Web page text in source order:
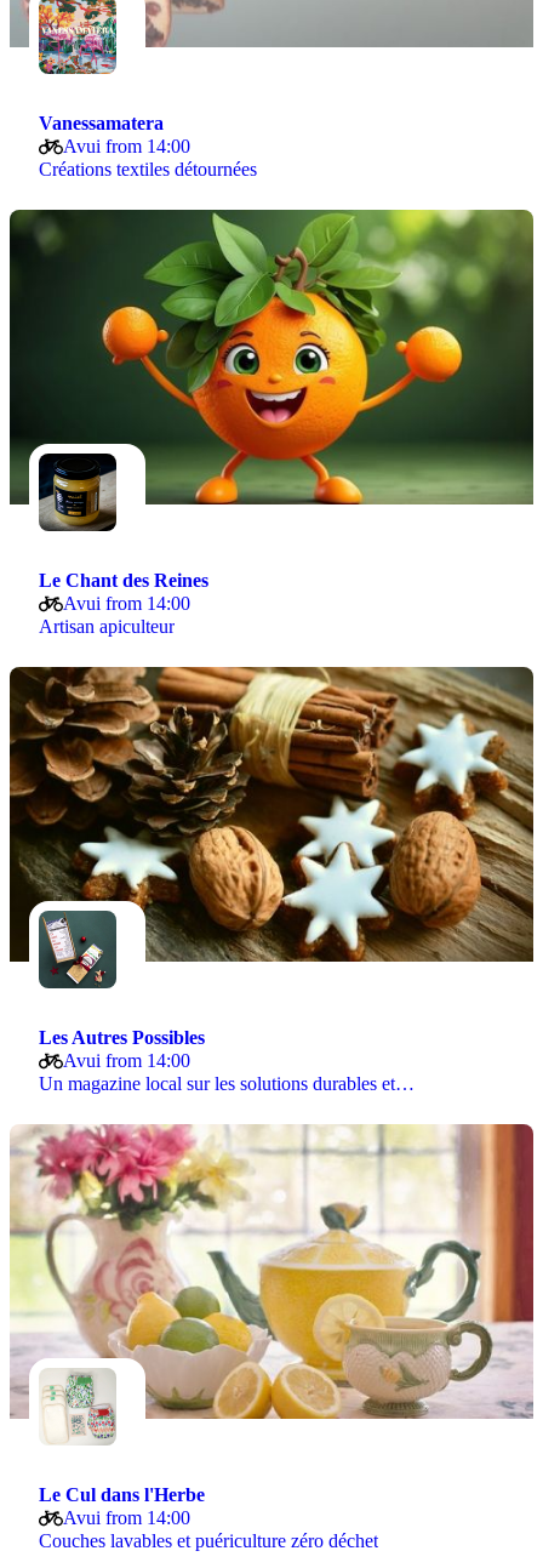
Vanessamatera
Avui from 14:00
Créations textiles détournées
Le Chant des Reines
Avui from 14:00
Artisan apiculteur
Les Autres Possibles
Avui from 14:00
Un magazine local sur les solutions durables et…
Le Cul dans l'Herbe
Avui from 14:00
Couches lavables et puériculture zéro déchet